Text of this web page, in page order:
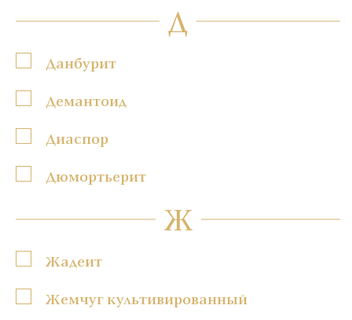
Д
Данбурит
Демантоид
Диаспор
Дюмортьерит
Ж
Жадеит
Жемчуг культивированный